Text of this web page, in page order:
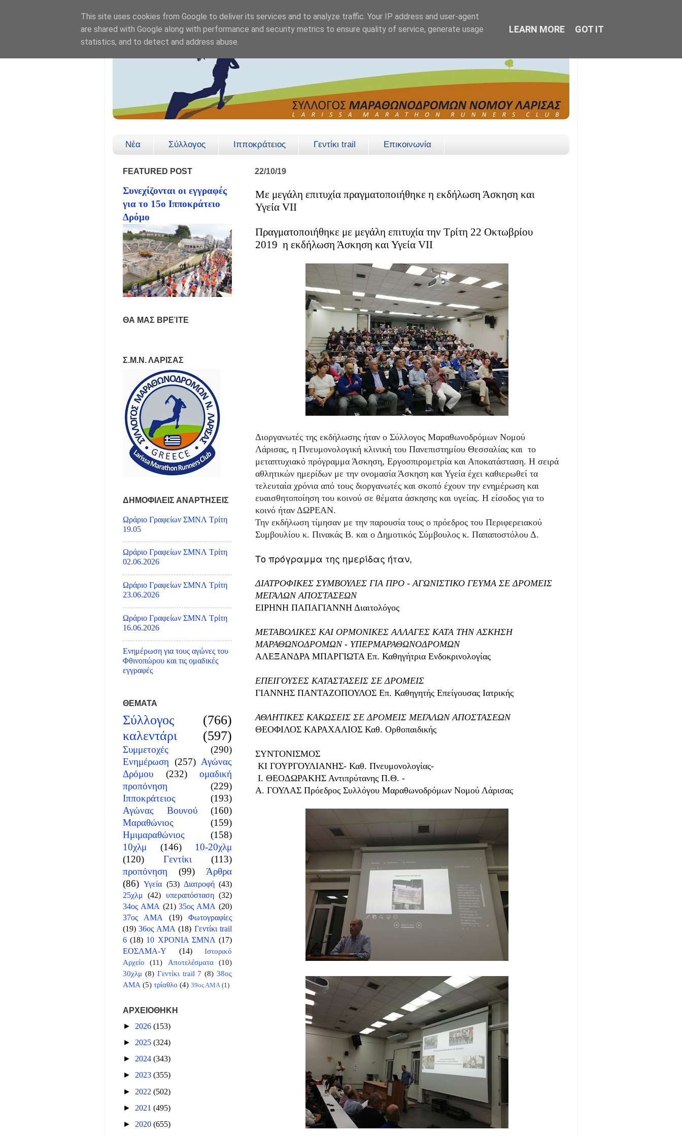
Νέα Σύλλογος Ιπποκράτειος Γεντίκι trail Επικοινωνία
22/10/19
Με μεγάλη επιτυχία πραγματοποιήθηκε η εκδήλωση Άσκηση και
Υγεία VIΙ
Πραγματοποιήθηκε με μεγάλη επιτυχία την Τρίτη 22 Οκτωβρίου
2019 η εκδήλωση Άσκηση και Υγεία VIΙ
Διοργανωτές της εκδήλωσης ήταν ο Σύλλογος Μαραθωνοδρόμων Νομού
Λάρισας, η Πνευμονολογική κλινική του Πανεπιστημίου Θεσσαλίας και το
μεταπτυχιακό πρόγραμμα Άσκηση, Εργοσπιρομετρία και Αποκατάσταση. Η σειρά
αθλητικών ημερίδων με την ονομασία Άσκηση και Υγεία έχει καθιερωθεί τα
τελευταία χρόνια από τους διοργανωτές και σκοπό έχουν την ενημέρωση και
ευαισθητοποίηση του κοινού σε θέματα άσκησης και υγείας. Η είσοδος για το
κοινό ήταν ΔΩΡΕΑΝ.
Την εκδήλωση τίμησαν με την παρουσία τους ο πρόεδρος του Περιφερειακού
Συμβουλίου κ. Πινακάς Β. και ο Δημοτικός Σύμβουλος κ. Παπαποστόλου Δ.
Το πρόγραμμα της ημερίδας ήταν,
ΔΙΑΤΡΟΦΙΚΕΣ ΣΥΜΒΟΥΛΕΣ ΓΙΑ ΠΡΟ - ΑΓΩΝΙΣΤΙΚΟ ΓΕΥΜΑ ΣΕ ΔΡΟΜΕΙΣ
ΜΕΓΑΛΩΝ ΑΠΟΣΤΑΣΕΩΝ
ΕΙΡΗΝΗ ΠΑΠΑΓΙΑΝΝΗ Διαιτολόγος
ΜΕΤΑΒΟΛΙΚΕΣ ΚΑΙ ΟΡΜΟΝΙΚΕΣ ΑΛΛΑΓΕΣ ΚΑΤΑ ΤΗΝ ΑΣΚΗΣΗ
ΜΑΡΑΘΩΝΟΔΡΟΜΩΝ - ΥΠΕΡΜΑΡΑΘΩΝΟΔΡΟΜΩΝ
ΑΛΕΞΑΝΔΡΑ ΜΠΑΡΓΙΩΤΑ Επ. Καθηγήτρια Ενδοκρινολογίας
ΕΠΕΙΓΟΥΣΕΣ ΚΑΤΑΣΤΑΣΕΙΣ ΣΕ ΔΡΟΜΕΙΣ
ΓΙΑΝΝΗΣ ΠΑΝΤΑΖΟΠΟΥΛΟΣ Επ. Καθηγητής Επείγουσας Ιατρικής
ΑΘΛΗΤΙΚΕΣ ΚΑΚΩΣΕΙΣ ΣΕ ΔΡΟΜΕΙΣ ΜΕΓΑΛΩΝ ΑΠΟΣΤΑΣΕΩΝ
ΘΕΟΦΙΛΟΣ ΚΑΡΑΧΑΛΙΟΣ Καθ. Ορθοπαιδικής
ΣΥΝΤΟΝΙΣΜΟΣ
ΚΙ ΓΟΥΡΓΟΥΛΙΑΝΗΣ- Καθ. Πνευμονολογίας-
I. ΘΕΟΔΩΡΑΚΗΣ Αντιπρύτανης Π.Θ. -
Α. ΓΟΥΛΑΣ Πρόεδρος Συλλόγου Μαραθωνοδρόμων Νομού Λάρισας
FEATURED POST
Συνεχίζονται οι εγγραφές
για το 15ο Ιπποκράτειο
Δρόμο
ΘΑ ΜΑΣ ΒΡΕΊΤΕ
Σ.Μ.Ν. ΛΑΡΙΣΑΣ
ΔΗΜΟΦΙΛΕΙΣ ΑΝΑΡΤΗΣΕΙΣ
Ωράριο Γραφείων ΣΜΝΛ Τρίτη
19.05
Ωράριο Γραφείων ΣΜΝΛ Τρίτη
02.06.2026
Ωράριο Γραφείων ΣΜΝΛ Τρίτη
23.06.2026
Ωράριο Γραφείων ΣΜΝΛ Τρίτη
16.06.2026
Ενημέρωση για τους αγώνες του
Φθινοπώρου και τις ομαδικές
εγγραφές
ΘΕΜΑΤΑ
Σύλλογος
(766)
καλεντάρι
(597)
Συμμετοχές
(290)
Ενημέρωση (257) Αγώνας
Δρόμου
(232)
ομαδική
προπόνηση
(229)
Ιπποκράτειος
(193)
Αγώνας Βουνού
(160)
Μαραθώνιος
(159)
Ημιμαραθώνιος
(158)
10χλμ
(146)
10-20χλμ
(120)
Γεντίκι
(113)
προπόνηση
(99)
Άρθρα
(86) Υγεία (53) Διατροφή (43)
25χλμ (42) υπεραπόσταση (32)
34ος ΑΜΑ (21) 35ος ΑΜΑ (20)
37ος ΑΜΑ
(19)
Φωτογραφίες
(19) 36ος ΑΜΑ (18) Γεντίκι trail
6 (18) 10 ΧΡΟΝΙΑ ΣΜΝΛ (17)
ΕΟΣΛΜΑ-Υ
(14)
Ιστορικό
Αρχείο
(11) Αποτελέσματα
(10)
30χλμ (8) Γεντίκι trail 7 (8) 38ος
ΑΜΑ (5) τρίαθλο (4) 39ος ΑΜΑ (1)
ΑΡΧΕΙΟΘΗΚΗ
► 2026 (153)
► 2025 (324)
► 2024 (343)
► 2023 (355)
► 2022 (502)
► 2021 (495)
► 2020 (655)
This site uses cookies from Google to deliver its services and to analyze traffic. Your IP address and user-agent
are shared with Google along with performance and security metrics to ensure quality of service, generate usage
statistics, and to detect and address abuse.
LEARN MORE GOT IT